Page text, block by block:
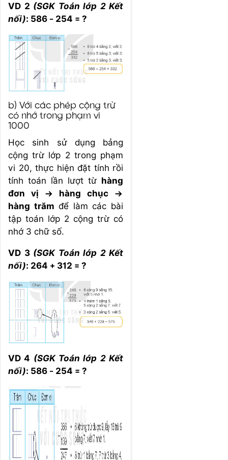
VD 2 (SGK Toán lớp 2 Kết
nối): 586 - 254 = ?
b) Với các phép cộng trừ
có nhớ trong phạm vi
1000
Học sinh sử dụng bảng
cộng trừ lớp 2 trong phạm
vi 20, thực hiện đặt tính rồi
tính toán lần lượt từ hàng
đơn vị → hàng chục →
hàng trăm để làm các bài
tập toán lớp 2 cộng trừ có
nhớ 3 chữ số.
VD 3 (SGK Toán lớp 2 Kết
nối): 264 + 312 = ?
VD 4 (SGK Toán lớp 2 Kết
nối): 586 - 254 = ?